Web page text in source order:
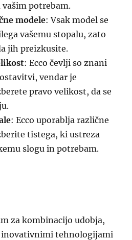
potrebam.
modele: Vsak model se
vašemu stopalu, zato
jih preizkusite.
: Ecco čevlji so znani
vendar je
pravo velikost, da se
: Ecco uporablja različne
tistega, ki ustreza
slogu in potrebam.
za kombinacijo udobja,
inovativnimi tehnologijami